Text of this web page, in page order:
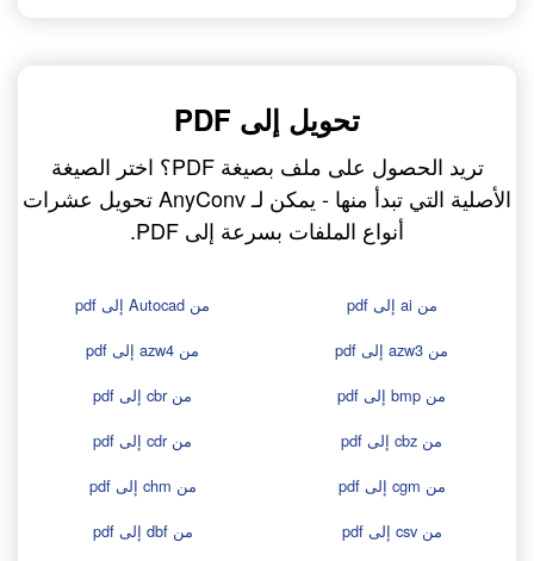
تحويل إلى PDF
تريد الحصول على ملف بصيغة PDF؟ اختر الصيغة
الأصلية التي تبدأ منها - يمكن لـ AnyConv تحويل عشرات
أنواع الملفات بسرعة إلى PDF.
من ai إلى pdf
من Autocad إلى pdf
من azw3 إلى pdf
من azw4 إلى pdf
من bmp إلى pdf
من cbr إلى pdf
من cbz إلى pdf
من cdr إلى pdf
من cgm إلى pdf
من chm إلى pdf
من csv إلى pdf
من dbf إلى pdf